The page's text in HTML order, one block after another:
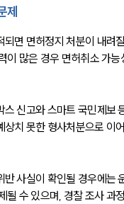
제
면 면허정지 처분이 내려
이 많은 경우 면허취소 가능
스 신고와 스마트 국민제보
상치 못한 형사처분으로 이
반 사실이 확인될 경우에는
될 수 있으며, 경찰 조사 과